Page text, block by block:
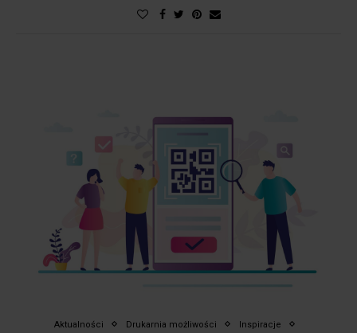
Aktualności Drukarnia możliwości
Inspiracje